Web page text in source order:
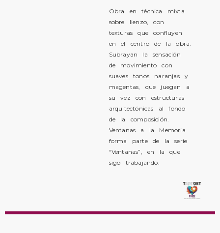
Obra en técnica mixta
sobre lienzo, con
texturas que confluyen
en el centro de la obra.
Subrayan la sensación
de movimiento con
suaves tonos naranjas y
magentas, que juegan a
su vez con estructuras
arquitectónicas al fondo
de la composición.
Ventanas a la Memoria
forma parte de la serie
“Ventanas”, en la que
sigo trabajando.